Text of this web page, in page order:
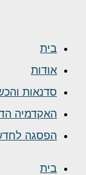
בית
אודות
סדנאות
האקדמיה
הפסגה
בית